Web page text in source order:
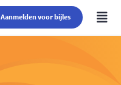
Aanmelden voor bijles